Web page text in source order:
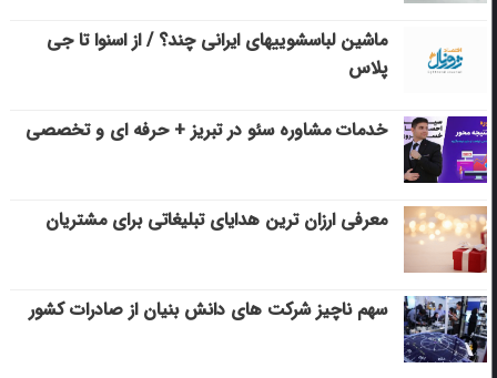
ماشین لباسشویی‎های ایرانی چند؟ / از اسنوا تا جی
پلاس
خدمات مشاوره سئو در تبریز + حرفه ای و تخصصی
معرفی ارزان ترین هدایای تبلیغاتی برای مشتریان
سهم ناچیز شرکت های دانش بنیان از صادرات کشور